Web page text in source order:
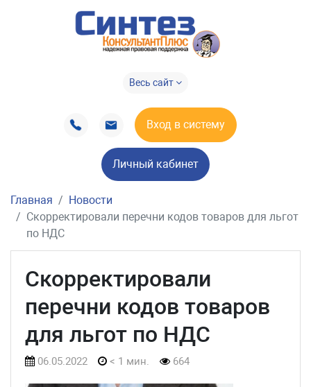
Весь сайт
Вход в систему
Личный кабинет
Главная
Новости
Скорректировали перечни кодов товаров для льгот
по НДС
Скорректировали
перечни кодов товаров
для льгот по НДС
06.05.2022 < 1 мин. 664